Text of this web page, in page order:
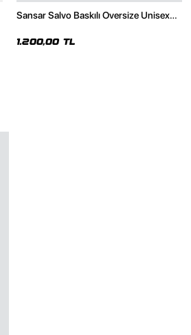
Sansar Salvo Baskılı Oversize Unisex
1.200,00 TL